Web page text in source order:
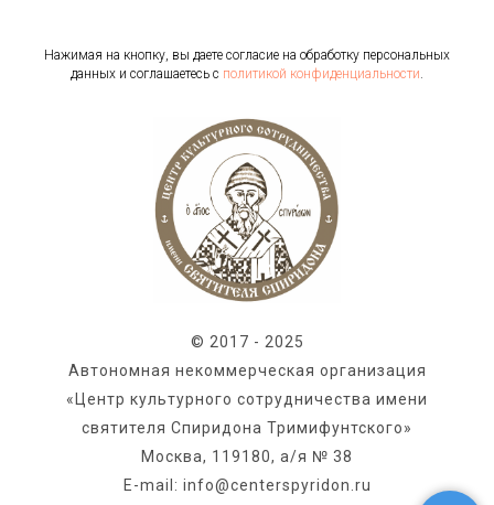
Нажимая на кнопку, вы даете согласие на обработку персональных
данных и соглашаетесь c политикой конфиденциальности.
© 2017 - 2025
Автономная некоммерческая организация
«Центр культурного сотрудничества имени
святителя Спиридона Тримифунтского»
Москва, 119180, а/я № 38
E-mail: info@centerspyridon.ru